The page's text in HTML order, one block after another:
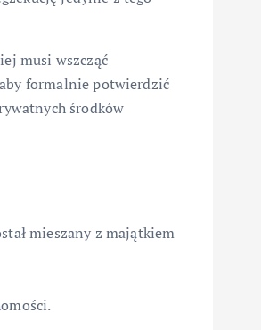
musi wszcząć
formalnie potwierdzić
środków
mieszany z majątkiem